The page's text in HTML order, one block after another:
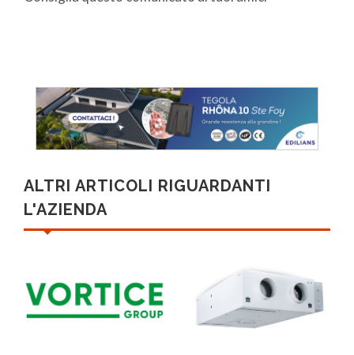
ALTRI ARTICOLI RIGUARDANTI
L'AZIENDA